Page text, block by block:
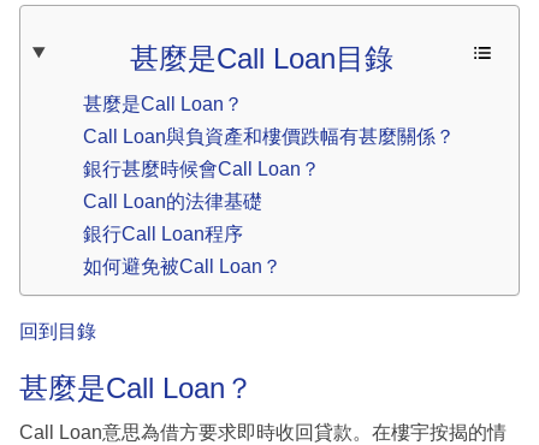
甚麼是Call Loan目錄
甚麼是Call Loan？
Call Loan與負資產和樓價跌幅有甚麼關係？
銀行甚麼時候會Call Loan？
Call Loan的法律基礎
銀行Call Loan程序
如何避免被Call Loan？
回到目錄
甚麼是Call Loan？
Call Loan意思為借方要求即時收回貸款。在樓宇按揭的情